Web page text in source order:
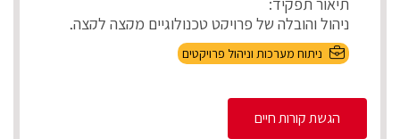
ניהול והובלה של פרויקט טכנולוגיים מקצה לקצה,
אפיון דרישות בהתא...
ניתוח מערכות וניהול פרויקטים
הגשת קורות חיים